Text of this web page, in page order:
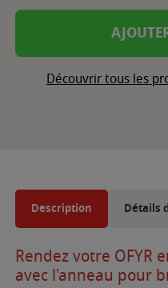
Découvrir tous les
Description Détails
Rendez votre OFYR
avec l'anneau pour